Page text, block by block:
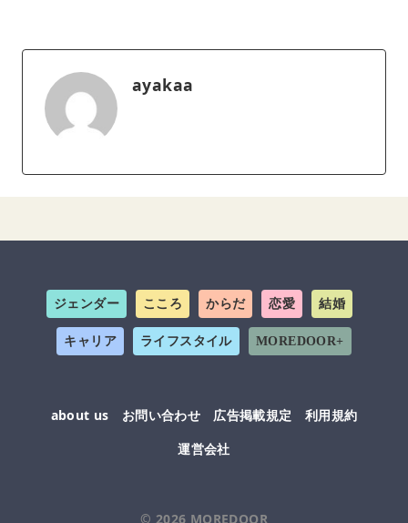
ayakaa
ジェンダー こころ からだ 恋愛 結婚
キャリア ライフスタイル MOREDOOR+
about us お問い合わせ 広告掲載規定
利用規約
運営会社
© 2026 MOREDOOR